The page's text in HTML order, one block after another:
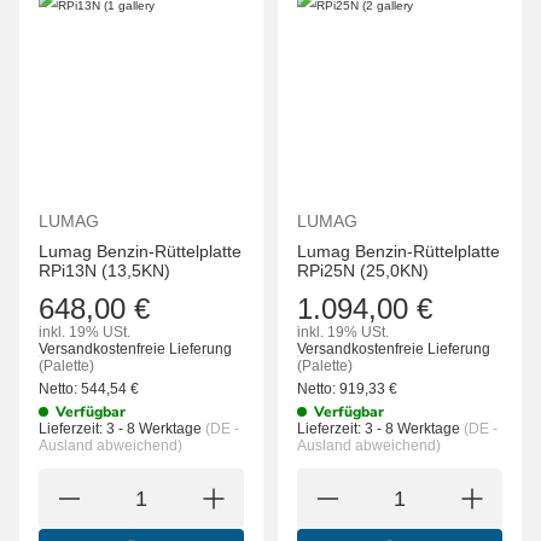
LUMAG
Lumag Benzin-Rüttelplatte
RPi13N (13,5KN)
648,00 €
inkl. 19% USt.
Versandkostenfreie Lieferung
(Palette)
Netto: 544,54 €
Verfügbar
Lieferzeit: 3 - 8 Werktage (DE -
Ausland abweichend)
LUMAG
Lumag Benzin-Rüttelplatte
RPi25N (25,0KN)
1.094,00 €
inkl. 19% USt.
Versandkostenfreie Lieferung
(Palette)
Netto: 919,33 €
Verfügbar
Lieferzeit: 3 - 8 Werktage (DE -
Ausland abweichend)